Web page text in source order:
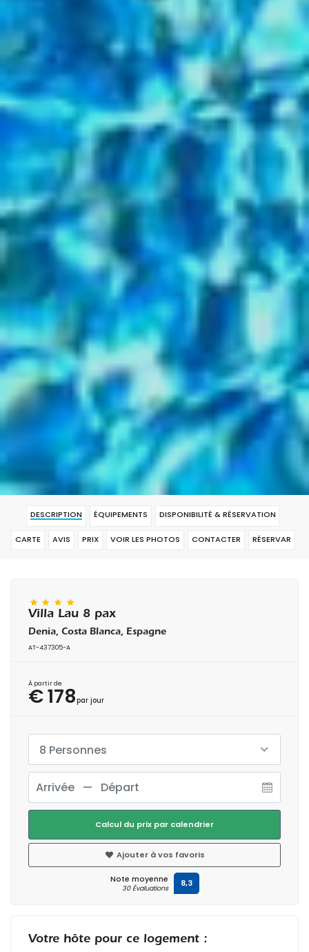
DESCRIPTION ÉQUIPEMENTS DISPONIBILITÉ & RÉSERVATION
CARTE AVIS PRIX VOIR LES PHOTOS CONTACTER RÉSERVAR
Villa Lau 8 pax
Denia, Costa Blanca, Espagne
AT-437305-A
À partir de
€ 178par jour
8 Personnes
Calcul du prix par calendrier
Ajouter à vos favoris
Note moyenne
30 Évaluations 8,3
Votre hôte pour ce logement :